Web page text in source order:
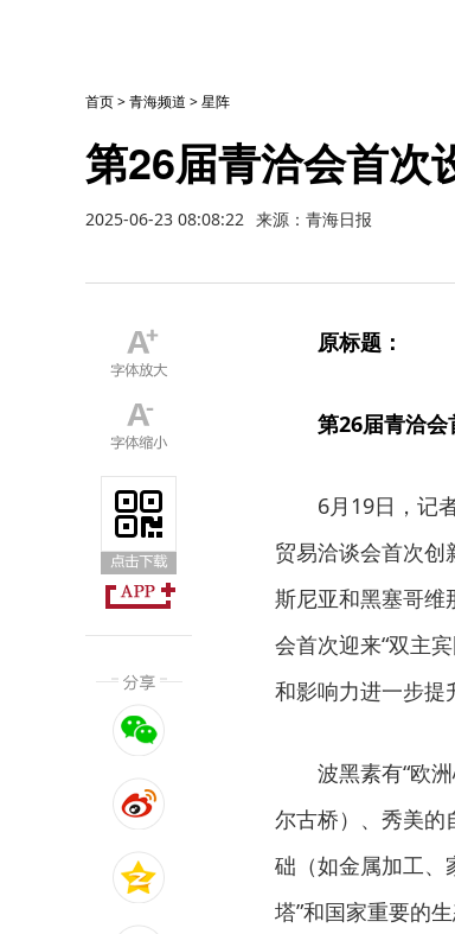
首页>青海频道 >星阵
第26届青洽会首次
2025-06-23 08:08:22 来源：青海日报
原标题：
第26届青洽会
6月19日，记
贸易洽谈会首次创
斯尼亚和黑塞哥维
会首次迎来“双主
和影响力进一步提
波黑素有“欧
尔古桥）、秀美的
础（如金属加工、
塔”和国家重要的